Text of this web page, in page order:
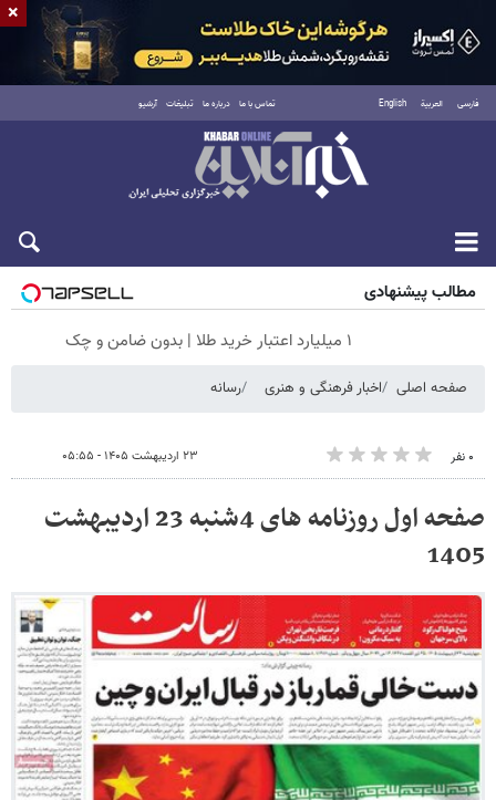
فارسی العربية English تماس با ما درباره ما تبلیغات آرشیو
جمعه ۱۶ مرداد ۱۴۰۵
مطالب پیشنهادی
۱ میلیارد اعتبار خرید طلا | بدون ضامن و چک
صفحه اصلی اخبار فرهنگی و هنری رسانه
۰ نفر ۲۳ اردیبهشت ۱۴۰۵ - ۰۵:۵۵
صفحه اول روزنامه های 4شنبه 23 اردیبهشت
1405
×